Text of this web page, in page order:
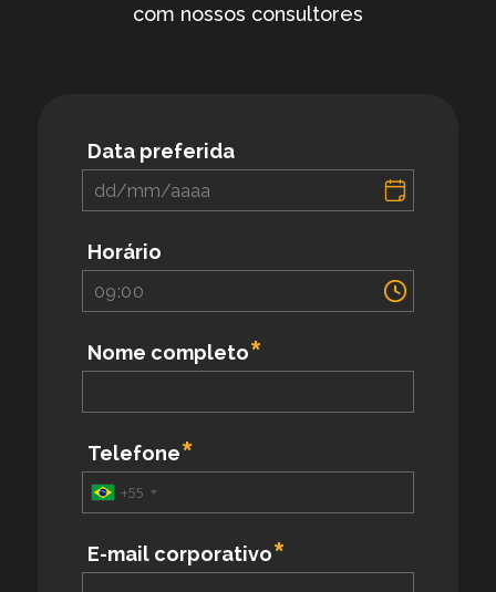
com nossos consultores
Data preferida
Horário
Nome completo
Telefone
+55
E-mail corporativo